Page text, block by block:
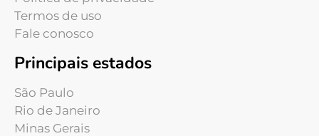
Termos de uso
Fale conosco
Principais estados
São Paulo
Rio de Janeiro
Minas Gerais